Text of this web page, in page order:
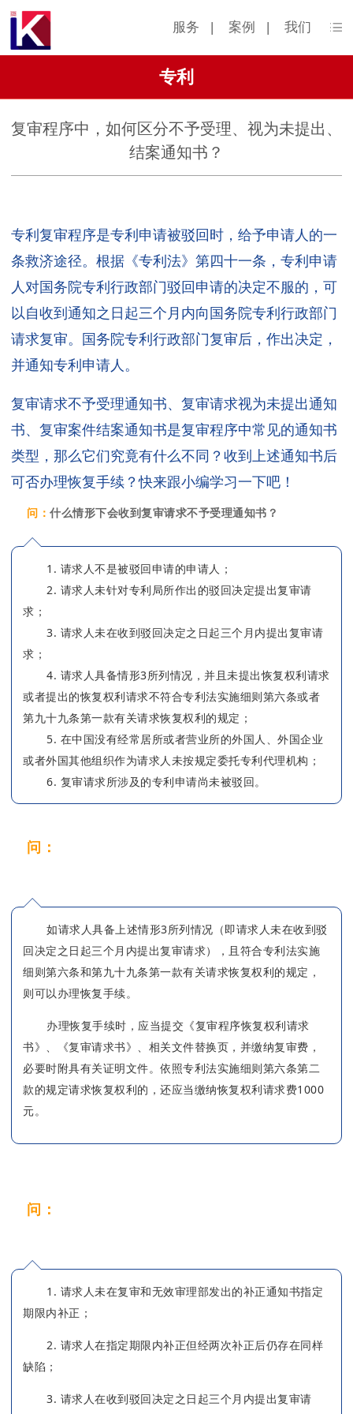
服务 | 案例 | 我们
专利
复审程序中，如何区分不予受理、视为未提出、
结案通知书？
专利复审程序是专利申请被驳回时，给予申请人的一
条救济途径。根据《专利法》第四十一条，专利申请
人对国务院专利行政部门驳回申请的决定不服的，可
以自收到通知之日起三个月内向国务院专利行政部门
请求复审。国务院专利行政部门复审后，作出决定，
并通知专利申请人。
复审请求不予受理通知书、复审请求视为未提出通知
书、复审案件结案通知书是复审程序中常见的通知书
类型，那么它们究竟有什么不同？收到上述通知书后
可否办理恢复手续？快来跟小编学习一下吧！
问： 什么情形下会收到复审请求不予受理通知书？
1. 请求人不是被驳回申请的申请人；
2. 请求人未针对专利局所作出的驳回决定提出复审请
求；
3. 请求人未在收到驳回决定之日起三个月内提出复审请
求；
4. 请求人具备情形3所列情况，并且未提出恢复权利请求
或者提出的恢复权利请求不符合专利法实施细则第六条或者
第九十九条第一款有关请求恢复权利的规定；
5. 在中国没有经常居所或者营业所的外国人、外国企业
或者外国其他组织作为请求人未按规定委托专利代理机构；
6. 复审请求所涉及的专利申请尚未被驳回。
问：
如请求人具备上述情形3所列情况（即请求人未在收到驳
回决定之日起三个月内提出复审请求），且符合专利法实施
细则第六条和第九十九条第一款有关请求恢复权利的规定，
则可以办理恢复手续。
办理恢复手续时，应当提交《复审程序恢复权利请求
书》、《复审请求书》、相关文件替换页，并缴纳复审费，
必要时附具有关证明文件。依照专利法实施细则第六条第二
款的规定请求恢复权利的，还应当缴纳恢复权利请求费1000
元。
问：
1. 请求人未在复审和无效审理部发出的补正通知书指定
期限内补正；
2. 请求人在指定期限内补正但经两次补正后仍存在同样
缺陷；
3. 请求人在收到驳回决定之日起三个月内提出复审请